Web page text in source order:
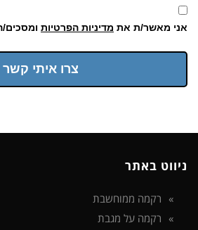
אני מאשר/ת את מדיניות הפרטיות
צרו איתי קשר
ניווט באתר
רקמה ממוחשבת
רקמה על מגבת